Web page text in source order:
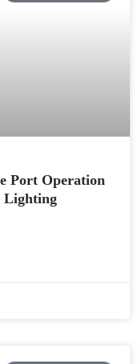
Port Operation
Lighting